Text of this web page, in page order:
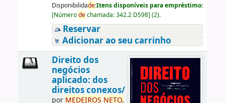
Disponibilidade:Itens disponíveis para empréstimo:
[Númerodechamada:342.2 D598] (2).
Reservar
Adicionar ao seu carrinho
Direito dos
negócios
aplicado: dos
direitos conexos/
por MEDEIROS NETO,